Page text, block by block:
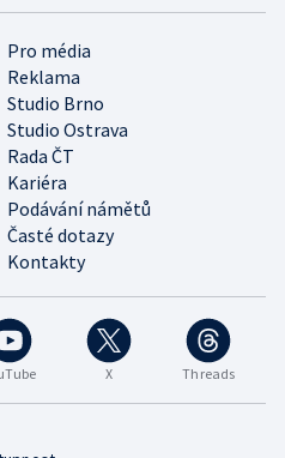
Pro média
Reklama
Studio Brno
Studio Ostrava
Rada ČT
Kariéra
Podávání námětů
Časté dotazy
Kontakty
X Threads